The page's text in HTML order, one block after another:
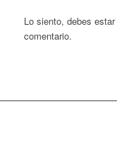
Lo siento, debes estar
comentario.